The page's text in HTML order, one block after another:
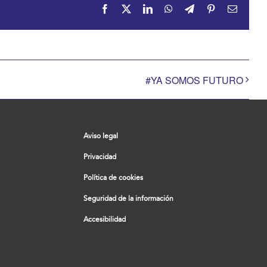
Facebook LinkedInWhatsApp
TelegramPinterestCorreo
#YA SOMOS FUTURO
Aviso legal
Privacidad
Política de cookies
Seguridad de la información
Accesibilidad